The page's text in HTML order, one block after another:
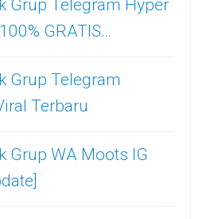
Grup Telegram Hyper
GRATIS…
Grup Telegram
Terbaru
Grup WA Moots IG